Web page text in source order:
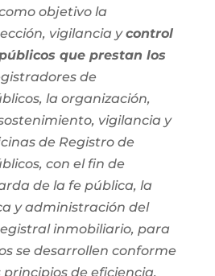
objetivo la
vigilancia ycontrol
que prestan los
de
la organización,
vigilancia y
de Registro de
con el fin de
de la fe pública, la
y administración del
inmobiliario, para
se desarrollen conforme
principios de eficiencia,